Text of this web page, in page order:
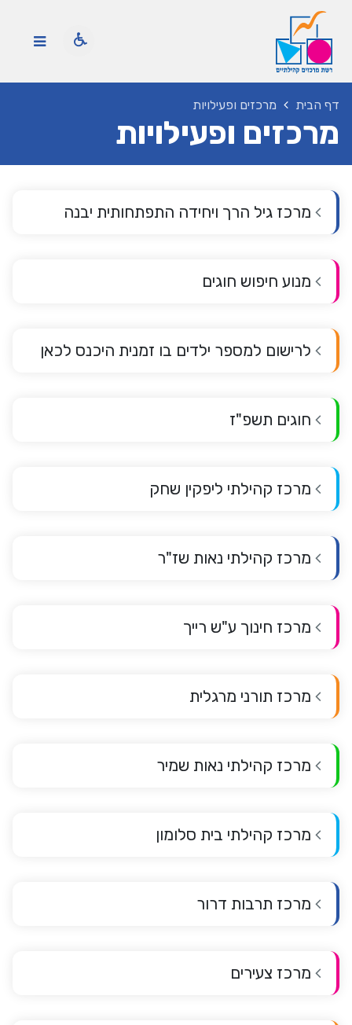
דף הבית מרכזים ופעילויות
מרכזים ופעילויות
מרכז גיל הרך ויחידה התפתחותית יבנה
מנוע חיפוש חוגים
לרישום למספר ילדים בו זמנית היכנס לכאן
חוגים תשפ"ז
מרכז קהילתי ליפקין שחק
מרכז קהילתי נאות שז"ר
מרכז חינוך ע"ש רייך
מרכז תורני מרגלית
מרכז קהילתי נאות שמיר
מרכז קהילתי בית סלומון
מרכז תרבות דרור
מרכז צעירים